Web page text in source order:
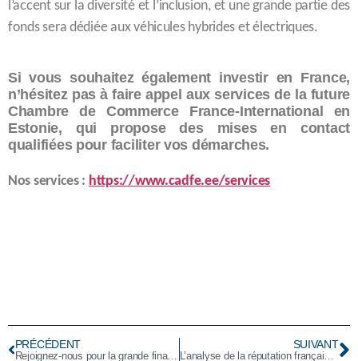
l’accent sur la diversité et l’inclusion, et une grande partie des
fonds sera dédiée aux véhicules hybrides et électriques.
Si vous souhaitez également investir en France,
n’hésitez pas à faire appel aux services de la future
Chambre de Commerce France-International en
Estonie, qui propose des mises en contact
qualifiées pour faciliter vos démarches.
Nos services : https://www.cadfe.ee/services
PRÉCÉDENT
Rejoignez-nous pour la grande finale de la deuxième édition du concours d’entreprises pour les femmes ukrainiennes en Estonie.
SUIVANT
L’analyse de la réputation française par Russell Snyder, membre de CAdFE